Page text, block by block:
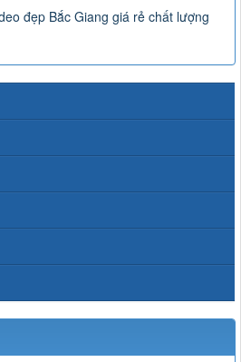
đẹp Bắc Giang giá rẻ chất lượng